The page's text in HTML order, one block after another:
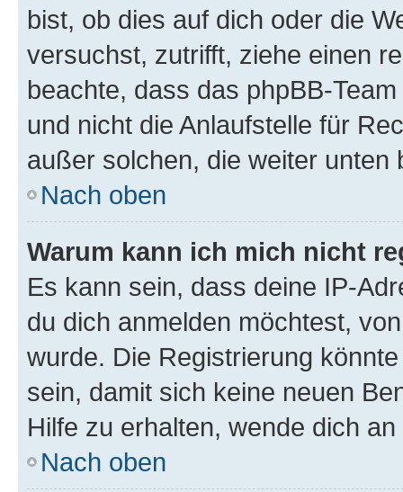
bist, ob dies auf dich oder die
versuchst, zutrifft, ziehe einen
beachte, dass das phpBB-
und nicht die Anlaufstelle für
außer solchen, die weiter unten
Nach oben
Warum kann ich mich nicht
Es kann sein, dass deine IP-
du dich anmelden möchtest,
wurde. Die Registrierung
sein, damit sich keine neuen
Hilfe zu erhalten, wende dich
Nach oben